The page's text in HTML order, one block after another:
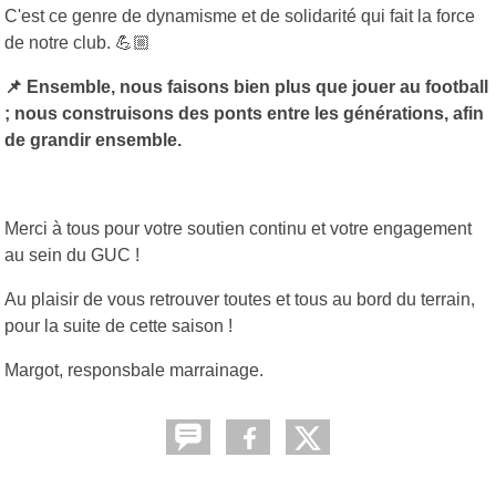
C'est ce genre de dynamisme et de solidarité qui fait la force
de notre club. 💪🏼
📌 Ensemble, nous faisons bien plus que jouer au football
; nous construisons des ponts entre les générations, afin
de grandir ensemble.
Merci à tous pour votre soutien continu et votre engagement
au sein du GUC !
Au plaisir de vous retrouver toutes et tous au bord du terrain,
pour la suite de cette saison !
Margot, responsbale marrainage.